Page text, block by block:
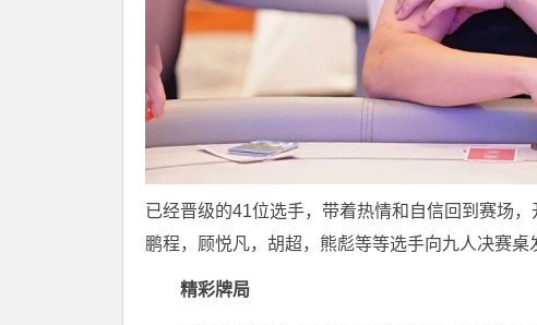
已经晋级的41位选手，带着热情和自信回到赛场
鹏程，顾悦凡，胡超，熊彪等等选手向九人决赛桌
精彩牌局